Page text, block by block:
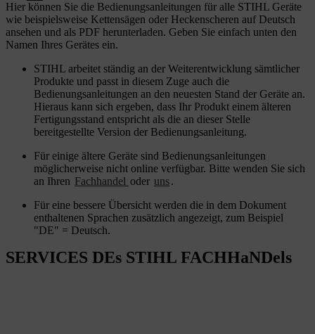
Hier können Sie die Bedienungsanleitungen für alle STIHL Geräte
wie beispielsweise Kettensägen oder Heckenscheren auf Deutsch
ansehen und als PDF herunterladen. Geben Sie einfach unten den
Namen Ihres Gerätes ein.
STIHL arbeitet ständig an der Weiterentwicklung sämtlicher
Produkte und passt in diesem Zuge auch die
Bedienungsanleitungen an den neuesten Stand der Geräte an.
Hieraus kann sich ergeben, dass Ihr Produkt einem älteren
Fertigungsstand entspricht als die an dieser Stelle
bereitgestellte Version der Bedienungsanleitung.
Für einige ältere Geräte sind Bedienungsanleitungen
möglicherweise nicht online verfügbar. Bitte wenden Sie sich
an Ihren Fachhandel oder uns.
Für eine bessere Übersicht werden die in dem Dokument
enthaltenen Sprachen zusätzlich angezeigt, zum Beispiel
"DE" = Deutsch.
SERVICES DEs STIHL FACHHaNDels